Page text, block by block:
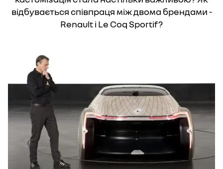
відбувається співпраця між двома брендами -
Renault і Le Coq Sportif?